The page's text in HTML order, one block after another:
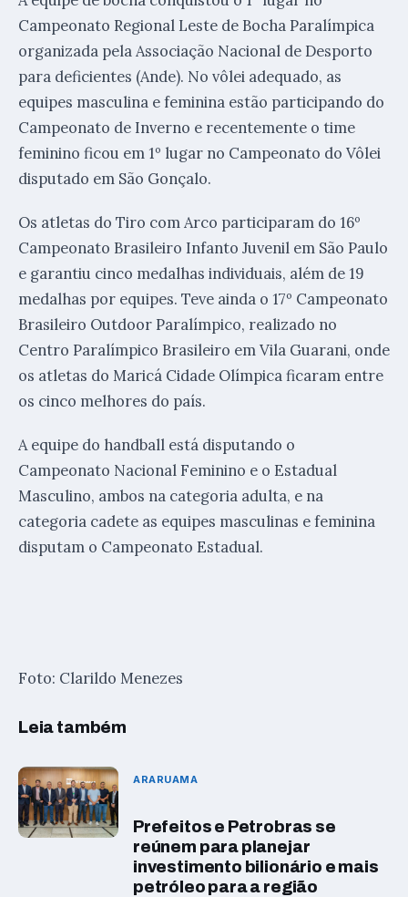
Campeonato Regional Leste de Bocha Paralímpica
organizada pela Associação Nacional de Desporto
para deficientes (Ande). No vôlei adequado, as
equipes masculina e feminina estão participando do
Campeonato de Inverno e recentemente o time
feminino ficou em 1º lugar no Campeonato do Vôlei
disputado em São Gonçalo.
Os atletas do Tiro com Arco participaram do 16º
Campeonato Brasileiro Infanto Juvenil em São Paulo
e garantiu cinco medalhas individuais, além de 19
medalhas por equipes. Teve ainda o 17º Campeonato
Brasileiro Outdoor Paralímpico, realizado no
Centro Paralímpico Brasileiro em Vila Guarani, onde
os atletas do Maricá Cidade Olímpica ficaram entre
os cinco melhores do país.
A equipe do handball está disputando o
Campeonato Nacional Feminino e o Estadual
Masculino, ambos na categoria adulta, e na
categoria cadete as equipes masculinas e feminina
disputam o Campeonato Estadual.
Foto: Clarildo Menezes
Leia também
ARARUAMA
Prefeitos e Petrobras se
reúnem para planejar
investimento bilionário e mais
petróleo para a região